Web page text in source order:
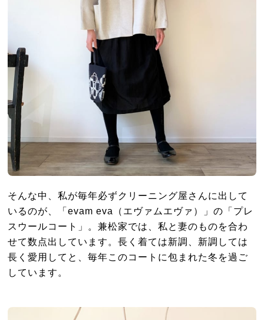
そんな中、私が毎年必ずクリーニング屋さんに出して
いるのが、「evam eva（エヴァムエヴァ）」の「プレ
スウールコート」。兼松家では、私と妻のものを合わ
せて数点出しています。長く着ては新調、新調しては
長く愛用してと、毎年このコートに包まれた冬を過ご
しています。